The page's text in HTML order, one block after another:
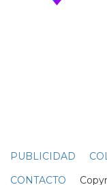
PUBLICIDAD
CONTACTO